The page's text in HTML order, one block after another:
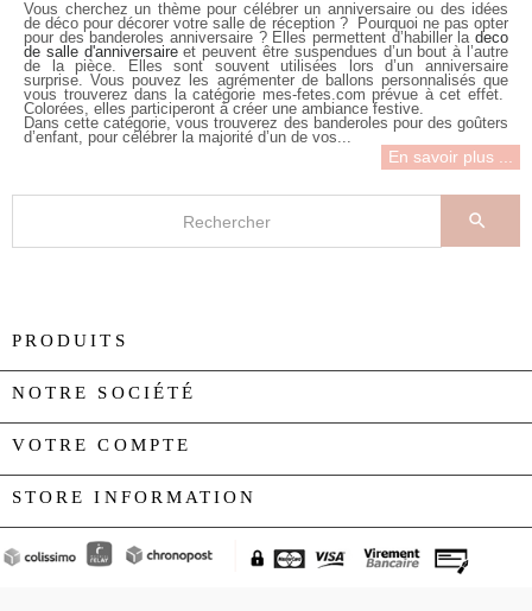
Vous cherchez un thème pour célébrer un anniversaire ou des idées
de déco pour décorer votre salle de réception ? Pourquoi ne pas opter
pour des banderoles anniversaire ? Elles permettent d’habiller ladeco
de salle d'anniversaireet peuvent être suspendues d’un bout à l’autre
de la pièce. Elles sont souvent utilisées lors d’un anniversaire
surprise. Vous pouvez les agrémenter de ballons personnalisés que
vous trouverez dans la catégorie mes-fetes.com prévue à cet effet.
Colorées, elles participeront à créer une ambiance festive.
Dans cette catégorie, vous trouverez des banderoles pour des goûters
d’enfant, pour célébrer la majorité d’un de vos...
En savoir plus ...

PRODUITS
NOTRE SOCIÉTÉ
VOTRE COMPTE
STORE INFORMATION